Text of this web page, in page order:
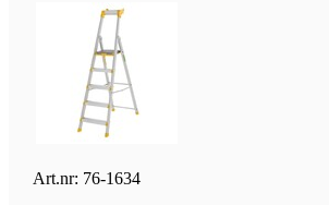
Art.nr: 76-1634